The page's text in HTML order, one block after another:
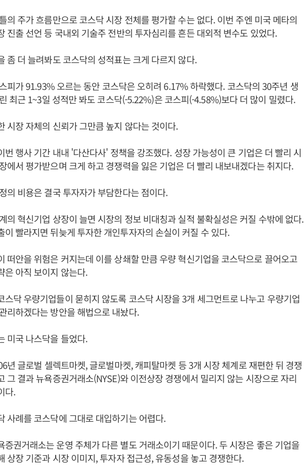
의 주가 흐름만으로 코스닥 시장 전체를 평가할 수는 없다. 이번 주엔 미국 메타의
진출 선언 등 국내외 기술주 전반의 투자심리를 흔든 대외적 변수도 있었다.
좀 더 늘려봐도 코스닥의 성적표는 크게 다르지 않다.
피가 91.93% 오르는 동안 코스닥은 오히려 6.17% 하락했다. 코스닥의 30주년 생
최근 1~3일 성적만 봐도 코스닥(-5.22%)은 코스피(-4.58%)보다 더 많이 밀렸다.
시장 자체의 신뢰가 그만큼 높지 않다는 것이다.
번 행사 기간 내내 '다산다사' 정책을 강조했다. 성장 가능성이 큰 기업은 더 빨리 시
에서 평가받으며 크게 하고 경쟁력을 잃은 기업은 더 빨리 내보내겠다는 취지다.
의 비용은 결국 투자자가 부담한다는 점이다.
의 혁신기업 상장이 늘면 시장의 정보 비대칭과 실적 불확실성은 커질 수밖에 없다.
이 빨라지면 뒤늦게 투자한 개인투자자의 손실이 커질 수 있다.
떠안을 위험은 커지는데 이를 상쇄할 만큼 우량 혁신기업을 코스닥으로 끌어오고
은 아직 보이지 않는다.
스닥 우량기업들이 묻히지 않도록 코스닥 시장을 3개 세그먼트로 나누고 우량기업
리하겠다는 방안을 해법으로 내놨다.
미국 나스닥을 들었다.
년 글로벌 셀렉트마켓, 글로벌마켓, 캐피탈마켓 등 3개 시장 체계로 재편한 뒤 경쟁
그 결과 뉴욕증권거래소(NYSE)와 이전상장 경쟁에서 밀리지 않는 시장으로 자리
다.
사례를 코스닥에 그대로 대입하기는 어렵다.
증권거래소는 운영 주체가 다른 별도 거래소이기 때문이다. 두 시장은 좋은 기업을
상장 기준과 시장 이미지, 투자자 접근성, 유동성을 놓고 경쟁한다.